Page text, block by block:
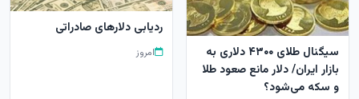
سیگنال طلای ۴۳۰۰ دلاری به
بازار ایران/ دلار مانع صعود طلا
و سکه می‌شود؟
ردیابی دلارهای صادراتی
امروز